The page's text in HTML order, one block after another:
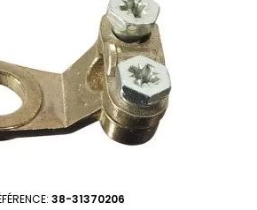
38-31370206